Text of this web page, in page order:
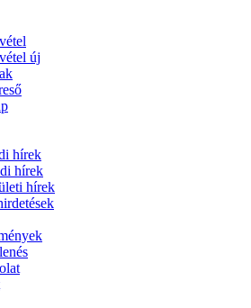
új
hírek
hírek
hírek